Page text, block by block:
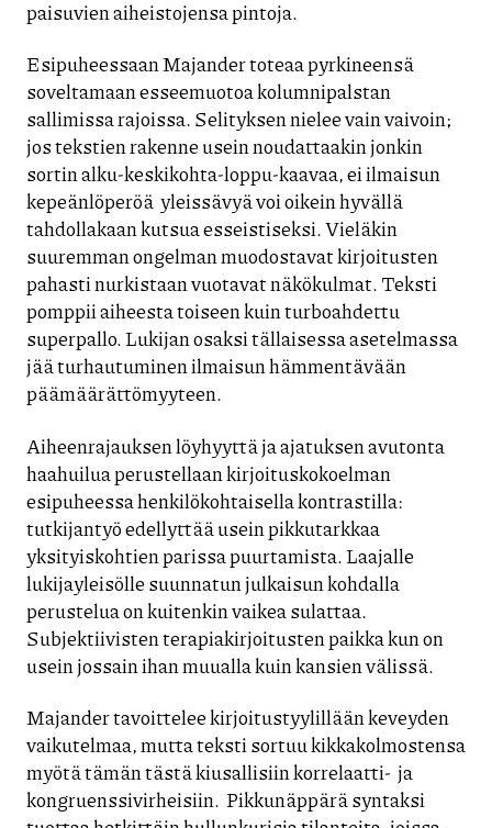
paisuvien aiheistojensa pintoja.
Esipuheessaan Majander toteaa pyrkineensä
soveltamaan esseemuotoa kolumnipalstan
sallimissa rajoissa. Selityksen nielee vain vaivoin;
jos tekstien rakenne usein noudattaakin jonkin
sortin alku-keskikohta-loppu-kaavaa, ei ilmaisun
kepeänlöperöä yleissävyä voi oikein hyvällä
tahdollakaan kutsua esseistiseksi. Vieläkin
suuremman ongelman muodostavat kirjoitusten
pahasti nurkistaan vuotavat näkökulmat. Teksti
pomppii aiheesta toiseen kuin turboahdettu
superpallo. Lukijan osaksi tällaisessa asetelmassa
jää turhautuminen ilmaisun hämmentävään
päämäärättömyyteen.
Aiheenrajauksen löyhyyttä ja ajatuksen avutonta
haahuilua perustellaan kirjoituskokoelman
esipuheessa henkilökohtaisella kontrastilla:
tutkijantyö edellyttää usein pikkutarkkaa
yksityiskohtien parissa puurtamista. Laajalle
lukijayleisölle suunnatun julkaisun kohdalla
perustelua on kuitenkin vaikea sulattaa.
Subjektiivisten terapiakirjoitusten paikka kun on
usein jossain ihan muualla kuin kansien välissä.
Majander tavoittelee kirjoitustyylillään keveyden
vaikutelmaa, mutta teksti sortuu kikkakolmostensa
myötä tämän tästä kiusallisiin korrelaatti- ja
kongruenssivirheisiin. Pikkunäppärä syntaksi